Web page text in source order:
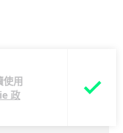
使用
政日再降 連續